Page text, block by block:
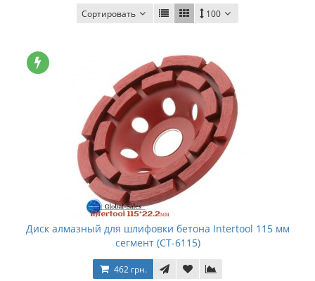
Сортировать 100
Диск алмазный для шлифовки бетона Intertool 115 мм
сегмент (CT-6115)
462 грн.